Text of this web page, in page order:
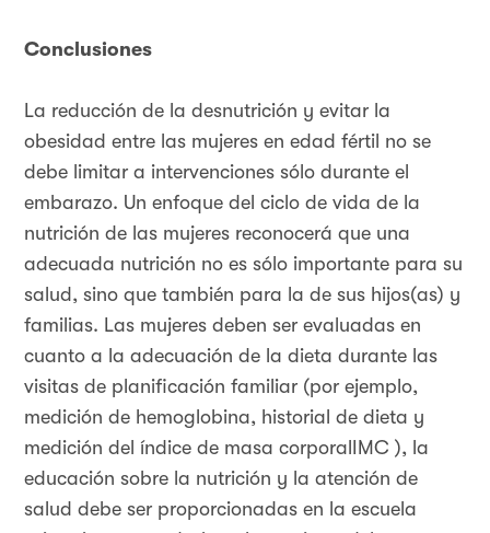
Conclusiones
La reducción de la desnutrición y evitar la
obesidad entre las mujeres en edad fértil no se
debe limitar a intervenciones sólo durante el
embarazo. Un enfoque del ciclo de vida de la
nutrición de las mujeres reconocerá que una
adecuada nutrición no es sólo importante para su
salud, sino que también para la de sus hijos(as) y
familias. Las mujeres deben ser evaluadas en
cuanto a la adecuación de la dieta durante las
visitas de planificación familiar (por ejemplo,
medición de hemoglobina, historial de dieta y
medición del índice de masa corporalIMC ), la
educación sobre la nutrición y la atención de
salud debe ser proporcionadas en la escuela